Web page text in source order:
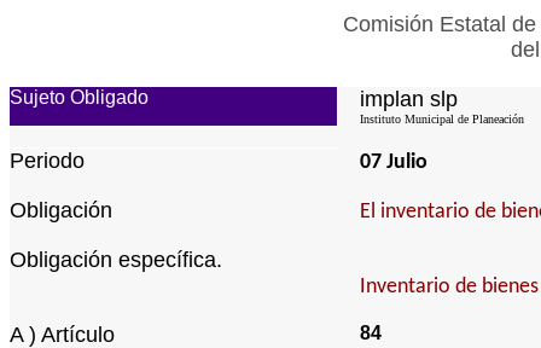
Comisión Estatal
Sujeto Obligado implan slp
Instituto Municipal de Planeación
Periodo 07 Julio
Obligación El inventario de
Obligación específica.
Inventario de
A ) Artículo 84